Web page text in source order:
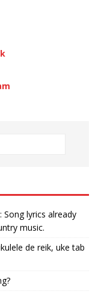
Song lyrics already
music.
de reik, uke tab